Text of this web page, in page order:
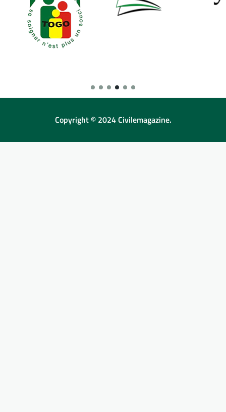
Copyright © 2024 Civilemagazine.